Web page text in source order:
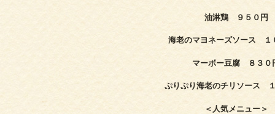
油淋鶏 ９５０円
海老のマヨネーズソース １
マーボー豆腐 ８３０
ぷりぷり海老のチリソース
＜人気メニュー＞